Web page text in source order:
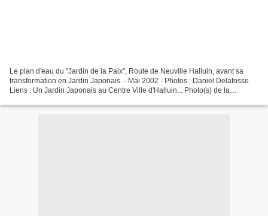
Le plan d'eau du "Jardin de la Paix", Route de Neuville Halluin, avant sa
transformation en Jardin Japonais. - Mai 2002 - Photos : Daniel Delafosse
Liens : Un Jardin Japonais au Centre Ville d'Halluin... Photo(s) de la